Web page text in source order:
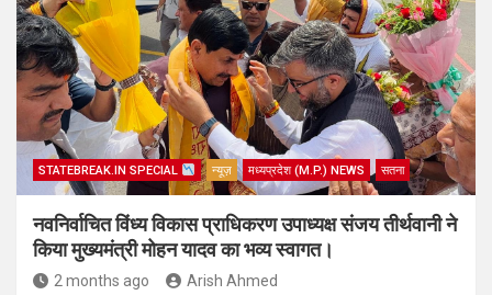
STATEBREAK.IN SPECIAL न्यूज़ मध्यप्रदेश (M.P.) NEWS सतना
नवनिर्वाचित विंध्य विकास प्राधिकरण उपाध्यक्ष संजय तीर्थवानी ने
किया मुख्यमंत्री मोहन यादव का भव्य स्वागत।
2 months ago Arish Ahmed